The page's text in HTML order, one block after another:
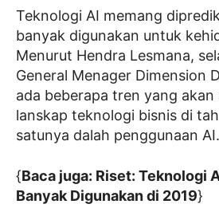
Teknologi AI memang
banyak digunakan untuk
Menurut Hendra Lesmana,
General Menager Dimension
ada beberapa tren yang
lanskap teknologi bisnis di
satunya dalah penggunaan AI.
{Baca juga: Riset: Teknologi
Banyak Digunakan di 2019}